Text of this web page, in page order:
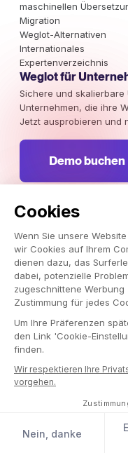
Cookies
Wenn Sie unsere
wir Cookies auf Ihrem
dienen dazu, das
dabei, potenzielle
zugeschnittene Werbung
Zustimmung für jedes
Um Ihre Präferenzen
den Link 'Cookie-
finden.
Wir respektieren Ihre
vorgehen.
Nein, danke
maschinellen
Migration
Weglot-Alternativen
Internationales
Expertenverzeichnis
Weglot für
Sichere und
Unternehmen, die ihre
Jetzt ausprobieren und
Demo buchen
Abonniere unseren
Erkenntnisse aus dem
Jetzt
Copyright ©